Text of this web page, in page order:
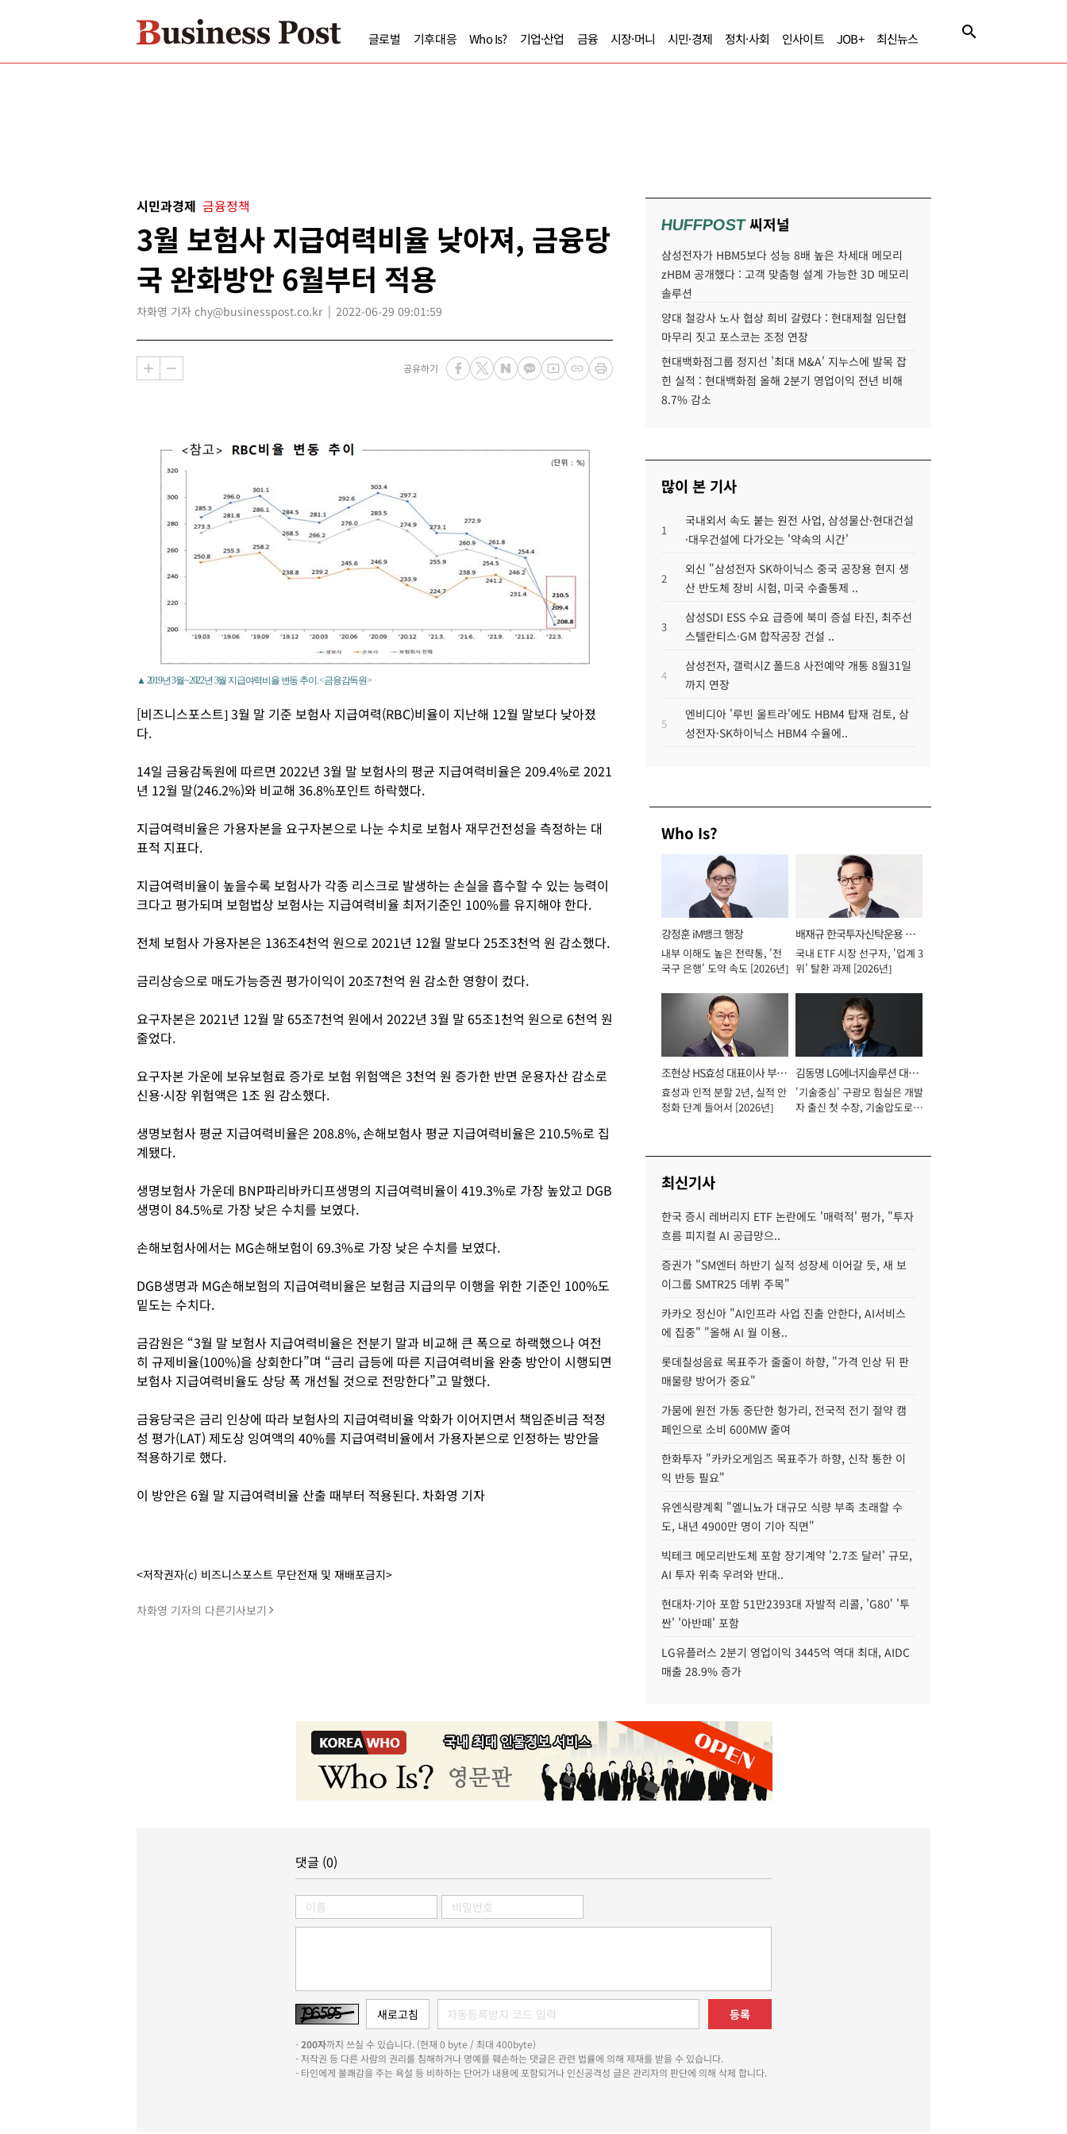
글로벌 기후대응 Who Is? 기업·산업 금융 시장·머니 시민·경제 정치·사회 인사이트 JOB+ 최신뉴스
시민과경제 금융정책
3월 보험사 지급여력비율 낮아져, 금융당
국 완화방안 6월부터 적용
차화영 기자 chy@businesspost.co.kr 2022-06-29 09:01:59
공유하기
▲ 2019년 3월~2022년 3월 지급여력비율 변동 추이. <금융감독원>
[비즈니스포스트] 3월 말 기준 보험사 지급여력(RBC)비율이 지난해 12월 말보다 낮아졌
다.
14일 금융감독원에 따르면 2022년 3월 말 보험사의 평균 지급여력비율은 209.4%로 2021
년 12월 말(246.2%)와 비교해 36.8%포인트 하락했다.
지급여력비율은 가용자본을 요구자본으로 나눈 수치로 보험사 재무건전성을 측정하는 대
표적 지표다.
지급여력비율이 높을수록 보험사가 각종 리스크로 발생하는 손실을 흡수할 수 있는 능력이
크다고 평가되며 보험법상 보험사는 지급여력비율 최저기준인 100%를 유지해야 한다.
전체 보험사 가용자본은 136조4천억 원으로 2021년 12월 말보다 25조3천억 원 감소했다.
금리상승으로 매도가능증권 평가이익이 20조7천억 원 감소한 영향이 컸다.
요구자본은 2021년 12월 말 65조7천억 원에서 2022년 3월 말 65조1천억 원으로 6천억 원
줄었다.
요구자본 가운에 보유보험료 증가로 보험 위험액은 3천억 원 증가한 반면 운용자산 감소로
신용·시장 위험액은 1조 원 감소했다.
생명보험사 평균 지급여력비율은 208.8%, 손해보험사 평균 지급여력비율은 210.5%로 집
계됐다.
생명보험사 가운데 BNP파리바카디프생명의 지급여력비율이 419.3%로 가장 높았고 DGB
생명이 84.5%로 가장 낮은 수치를 보였다.
손해보험사에서는 MG손해보험이 69.3%로 가장 낮은 수치를 보였다.
DGB생명과 MG손해보험의 지급여력비율은 보험금 지급의무 이행을 위한 기준인 100%도
밑도는 수치다.
금감원은 “3월 말 보험사 지급여력비율은 전분기 말과 비교해 큰 폭으로 하랙했으나 여전
히 규제비율(100%)을 상회한다”며 “금리 급등에 따른 지급여력비율 완충 방안이 시행되면
보험사 지급여력비율도 상당 폭 개선될 것으로 전망한다”고 말했다.
금융당국은 금리 인상에 따라 보험사의 지급여력비율 악화가 이어지면서 책임준비금 적정
성 평가(LAT) 제도상 잉여액의 40%를 지급여력비율에서 가용자본으로 인정하는 방안을
적용하기로 했다.
이 방안은 6월 말 지급여력비율 산출 때부터 적용된다. 차화영 기자
<저작권자(c) 비즈니스포스트 무단전재 및 재배포금지>
차화영 기자의 다른기사보기
HUFFPOST씨저널
삼성전자가 HBM5보다 성능 8배 높은 차세대 메모리
zHBM 공개했다 : 고객 맞춤형 설계 가능한 3D 메모리
솔루션
양대 철강사 노사 협상 희비 갈렸다 : 현대제철 임단협
마무리 짓고 포스코는 조정 연장
현대백화점그룹 정지선 '최대 M&A' 지누스에 발목 잡
힌 실적 : 현대백화점 올해 2분기 영업이익 전년 비해
8.7% 감소
많이 본 기사
1
국내외서 속도 붙는 원전 사업, 삼성물산·현대건설
·대우건설에 다가오는 '약속의 시간'
2
외신 "삼성전자 SK하이닉스 중국 공장용 현지 생
산 반도체 장비 시험, 미국 수출통제 ..
3
삼성SDI ESS 수요 급증에 북미 증설 타진, 최주선
스텔란티스·GM 합작공장 건설 ..
4
삼성전자, 갤럭시Z 폴드8 사전예약 개통 8월31일
까지 연장
5
엔비디아 '루빈 울트라'에도 HBM4 탑재 검토, 삼
성전자·SK하이닉스 HBM4 수율에..
Who Is?
강정훈 iM뱅크 행장
내부 이해도 높은 전략통, '전
국구 은행' 도약 속도 [2026년]
배재규 한국투자신탁운용 대
표이사 사장
국내 ETF 시장 선구자, '업계 3
위' 탈환 과제 [2026년]
조현상 HS효성 대표이사 부회
장
효성과 인적 분할 2년, 실적 안
정화 단계 들어서 [2026년]
김동명 LG에너지솔루션 대표
이사 사장
'기술중심' 구광모 힘실은 개발
자 출신 첫 수장, 기술압도로
최신기사
한국 증시 레버리지 ETF 논란에도 '매력적' 평가, "투자
흐름 피지컬 AI 공급망으..
증권가 "SM엔터 하반기 실적 성장세 이어갈 듯, 새 보
이그룹 SMTR25 데뷔 주목"
카카오 정신아 "AI인프라 사업 진출 안한다, AI서비스
에 집중" "올해 AI 월 이용..
롯데칠성음료 목표주가 줄줄이 하향, "가격 인상 뒤 판
매물량 방어가 중요"
가뭄에 원전 가동 중단한 헝가리, 전국적 전기 절약 캠
페인으로 소비 600MW 줄여
한화투자 "카카오게임즈 목표주가 하향, 신작 통한 이
익 반등 필요"
유엔식량계획 "엘니뇨가 대규모 식량 부족 초래할 수
도, 내년 4900만 명이 기아 직면"
빅테크 메모리반도체 포함 장기계약 '2.7조 달러' 규모,
AI 투자 위축 우려와 반대..
현대차·기아 포함 51만2393대 자발적 리콜, 'G80' '투
싼' '아반떼' 포함
LG유플러스 2분기 영업이익 3445억 역대 최대, AIDC
매출 28.9% 증가
댓글 (0)
등록
-200자까지 쓰실 수 있습니다. (현재 0 byte / 최대 400byte)
- 저작권 등 다른 사람의 권리를 침해하거나 명예를 훼손하는 댓글은 관련 법률에 의해 제재를 받을 수 있습니다.
- 타인에게 불쾌감을 주는 욕설 등 비하하는 단어가 내용에 포함되거나 인신공격성 글은 관리자의 판단에 의해 삭제 합니다.